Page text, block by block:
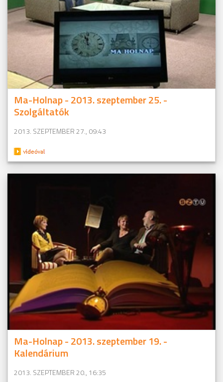
Ma-Holnap - 2013. szeptember 25. -
Szolgáltatók
2013. SZEPTEMBER 27., 09:43
Ma-Holnap - 2013. szeptember 19. -
Kalendárium
2013. SZEPTEMBER 20., 16:35